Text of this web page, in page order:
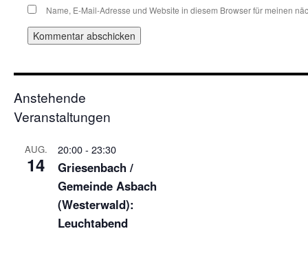
Name, E-Mail-Adresse und Website in diesem Browser für meinen
Anstehende
Veranstaltungen
AUG.
14
20:00- 23:30
Griesenbach /
Gemeinde Asbach
(Westerwald):
Leuchtabend